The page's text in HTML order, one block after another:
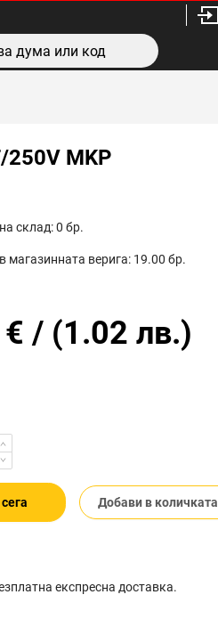
250V MKP
склад:0 бр.
магазинната верига: 19.00 бр.
€ / (1.02 лв.)
Добави в количката
експресна доставка.